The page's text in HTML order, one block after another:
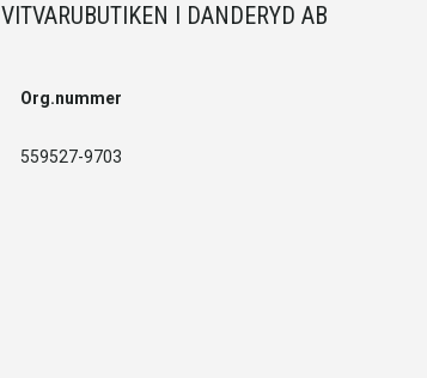
VITVARUBUTIKEN I DANDERYD AB
Org.nummer
559527-9703